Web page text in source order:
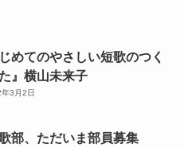
じめてのやさしい短歌のつく
』横山未来子
3月2日
歌部、ただいま部員募集